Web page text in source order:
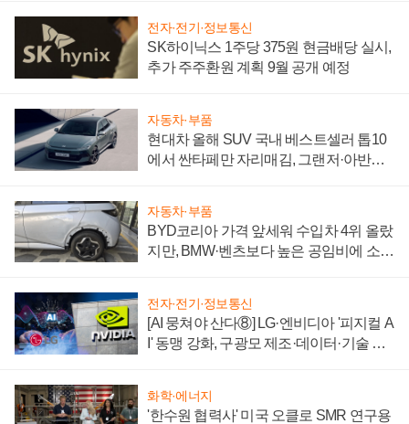
전자·전기·정보통신
SK하이닉스 1주당 375원 현금배당 실시,
추가 주주환원 계획 9월 공개 예정
자동차·부품
현대차 올해 SUV 국내 베스트셀러 톱10
에서 싼타페만 자리매김, 그랜저·아반떼
자동차·부품
BYD코리아 가격 앞세워 수입차 4위 올랐
지만, BMW·벤츠보다 높은 공임비에 소비
전자·전기·정보통신
[AI 뭉쳐야 산다⑧] LG·엔비디아 '피지컬 A
I' 동맹 강화, 구광모 제조·데이터·기술 결
화학·에너지
'한수원 협력사' 미국 오클로 SMR 연구용